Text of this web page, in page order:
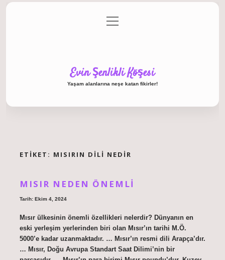
Gizlilik Politikası
menüyü
aç
Evin Şenlikli Köşesi
Yaşam alanlarına neşe katan fikirler!
ETIKET: MISIRIN DILI NEDIR
MISIR NEDEN ÖNEMLI
Tarih: Ekim 4, 2024
Mısır ülkesinin önemli özellikleri nelerdir? Dünyanın en
eski yerleşim yerlerinden biri olan Mısır’ın tarihi M.Ö.
5000’e kadar uzanmaktadır. … Mısır’ın resmi dili Arapça’dır.
… Mısır, Doğu Avrupa Standart Saat Dilimi’nin bir